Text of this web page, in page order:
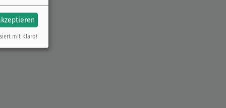
mit Klaro!